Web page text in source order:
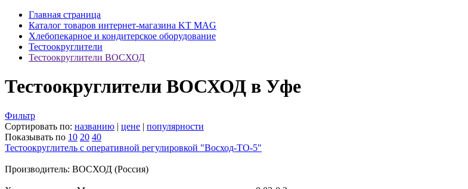
Главная страница
Каталог товаров интернет-магазина KT MAG
Хлебопекарное и кондитерское оборудование
Тестоокруглители
Тестоокруглители ВОСХОД
Тестоокруглители ВОСХОД в Уфе
Фильтр
Сортировать по: названию | цене | популярности
Показывать по 10 20 40
Тестоокруглитель с оперативной регулировкой "Восход-ТО-5"
Производитель: ВОСХОД (Россия)